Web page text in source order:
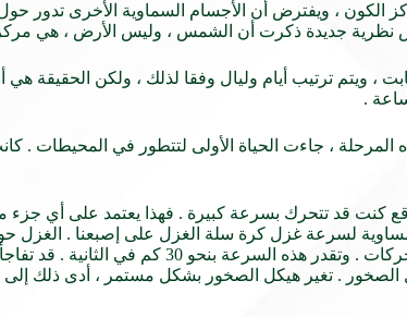
الكون ، ويفترض أن الأجسام السماوية الأخرى
المرحلة ، جاءت الحياة الأولى لتتطور في المحيطات .
لسرعة غزل كرة سلة الغزل على إصبعنا . الغزل
في وقت واحد دون أن يجعلنا نشعر بكل هذه
. تغير هيكل الصخور بشكل مستمر ، أدى ذلك